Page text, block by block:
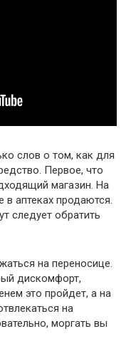
слов о том, как для
Первое, что
магазин. На
аптеках продаются.
следует обратить
на переносице.
дискомфорт,
это пройдет, а на
на
моргать вы